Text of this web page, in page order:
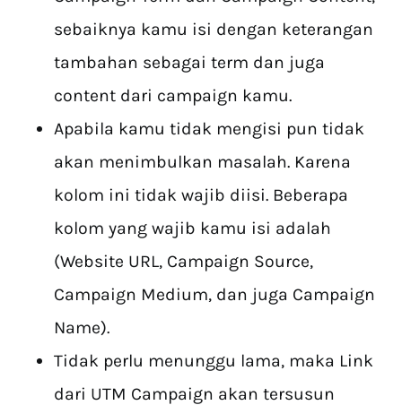
sebaiknya kamu isi dengan keterangan
tambahan sebagai term dan juga
content dari campaign kamu.
Apabila kamu tidak mengisi pun tidak
akan menimbulkan masalah. Karena
kolom ini tidak wajib diisi. Beberapa
kolom yang wajib kamu isi adalah
(Website URL, Campaign Source,
Campaign Medium, dan juga Campaign
Name).
Tidak perlu menunggu lama, maka Link
dari UTM Campaign akan tersusun